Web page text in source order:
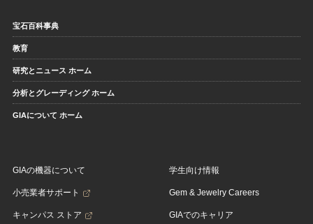
宝石百科事典
教育
研究とニュース ホーム
分析とグレーディング ホーム
GIAについて ホーム
GIAの機器について
小売業者サポート
キャンパス ストア
学生向け情報
Gem & Jewelry Careers
GIAでのキャリア